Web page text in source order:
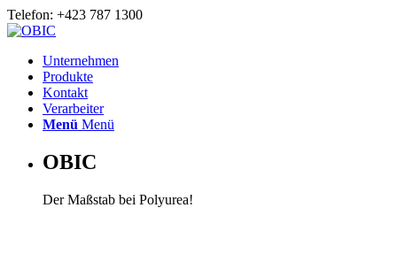
Telefon: +423 787 1300
Unternehmen
Produkte
Kontakt
Verarbeiter
Menü Menü
OBIC
Der Maßstab bei Polyurea!